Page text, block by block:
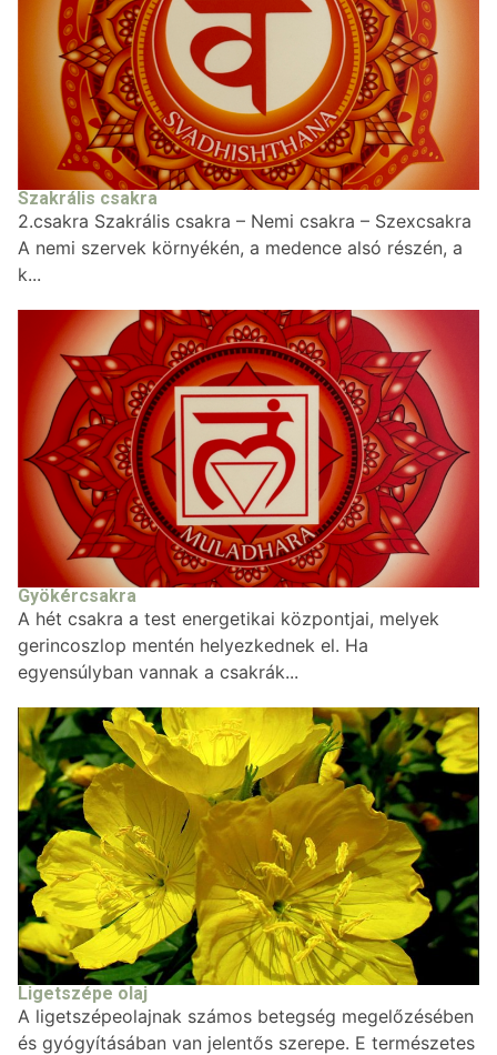
Szakrális csakra
2.csakra Szakrális csakra – Nemi csakra – Szexcsakra
A nemi szervek környékén, a medence alsó részén, a
k...
Gyökércsakra
A hét csakra a test energetikai központjai, melyek
gerincoszlop mentén helyezkednek el. Ha
egyensúlyban vannak a csakrák...
Ligetszépe olaj
A ligetszépeolajnak számos betegség megelőzésében
és gyógyításában van jelentős szerepe. E természetes